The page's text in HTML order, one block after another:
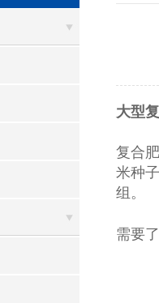
大型
复合
米种
组。
需要